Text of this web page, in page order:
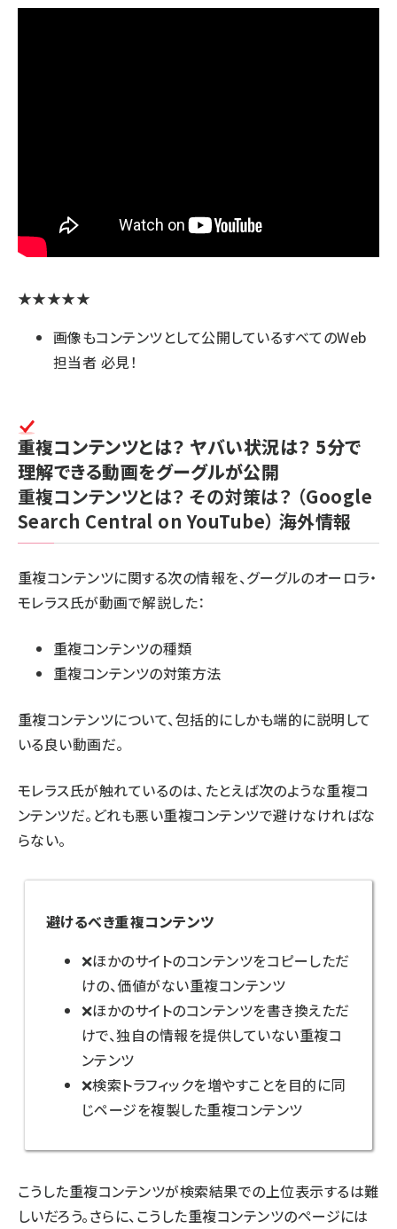
★★★★★
画像もコンテンツとして公開しているすべてのWeb
担当者 必見！
重複コンテンツとは？ ヤバい状況は？ 5分で
理解できる動画をグーグルが公開
重複コンテンツとは？ その対策は？ （Google
Search Central on YouTube） 海外情報
重複コンテンツに関する次の情報を、グーグルのオーロラ・
モレラス氏が動画で解説した：
重複コンテンツの種類
重複コンテンツの対策方法
重複コンテンツについて、包括的にしかも端的に説明して
いる良い動画だ。
モレラス氏が触れているのは、たとえば次のような重複コ
ンテンツだ。どれも悪い重複コンテンツで避けなければな
らない。
避けるべき重複コンテンツ
ほかのサイトのコンテンツをコピーしただ
けの、価値がない重複コンテンツ
ほかのサイトのコンテンツを書き換えただ
けで、独自の情報を提供していない重複コ
ンテンツ
検索トラフィックを増やすことを目的に同
じページを複製した重複コンテンツ
こうした重複コンテンツが検索結果での上位表示するは難
しいだろう。さらに、こうした重複コンテンツのページには